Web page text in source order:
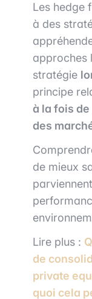
Les hedge
à des
approches
stratégie
principe
à la fois
des
de mieux
Lire plus :
de
private
quoi cela